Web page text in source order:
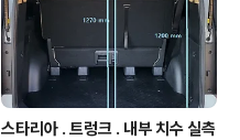
스타리아 . 트렁크 . 내부 치수 실측